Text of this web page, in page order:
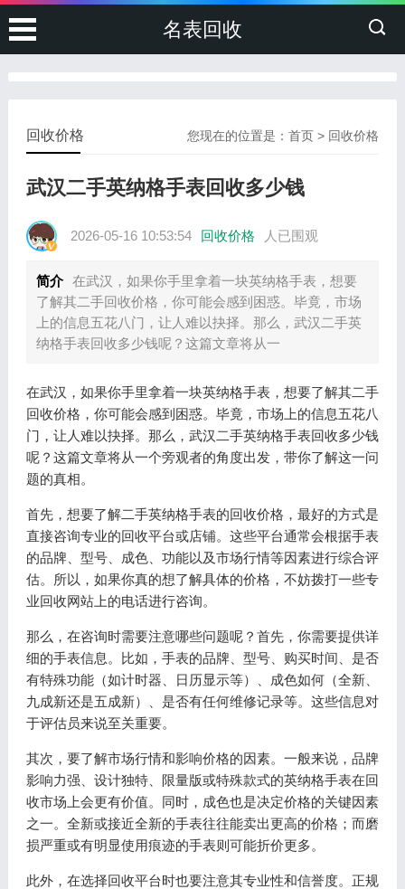
名表回收
您现在的位置是：首页 > 回收价格
回收价格
武汉二手英纳格手表回收多少钱
2026-05-16 10:53:54 回收价格 人已围观
简介 在武汉，如果你手里拿着一块英纳格手表，想要
了解其二手回收价格，你可能会感到困惑。毕竟，市场
上的信息五花八门，让人难以抉择。那么，武汉二手英
纳格手表回收多少钱呢？这篇文章将从一
在武汉，如果你手里拿着一块英纳格手表，想要了解其二手
回收价格，你可能会感到困惑。毕竟，市场上的信息五花八
门，让人难以抉择。那么，武汉二手英纳格手表回收多少钱
呢？这篇文章将从一个旁观者的角度出发，带你了解这一问
题的真相。
首先，想要了解二手英纳格手表的回收价格，最好的方式是
直接咨询专业的回收平台或店铺。这些平台通常会根据手表
的品牌、型号、成色、功能以及市场行情等因素进行综合评
估。所以，如果你真的想了解具体的价格，不妨拨打一些专
业回收网站上的电话进行咨询。
那么，在咨询时需要注意哪些问题呢？首先，你需要提供详
细的手表信息。比如，手表的品牌、型号、购买时间、是否
有特殊功能（如计时器、日历显示等）、成色如何（全新、
九成新还是五成新）、是否有任何维修记录等。这些信息对
于评估员来说至关重要。
其次，要了解市场行情和影响价格的因素。一般来说，品牌
影响力强、设计独特、限量版或特殊款式的英纳格手表在回
收市场上会更有价值。同时，成色也是决定价格的关键因素
之一。全新或接近全新的手表往往能卖出更高的价格；而磨
损严重或有明显使用痕迹的手表则可能折价更多。
此外，在选择回收平台时也要注意其专业性和信誉度。正规